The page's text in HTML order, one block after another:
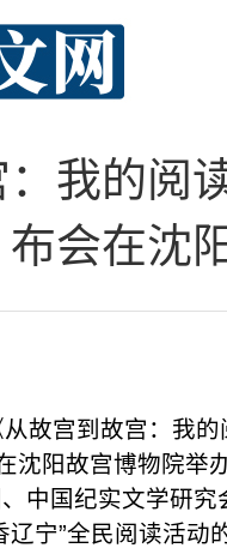
：我的
布会在沈
故宫到故宫：我
沈阳故宫博物院举
中国纪实文学研
辽宁”全民阅读活动